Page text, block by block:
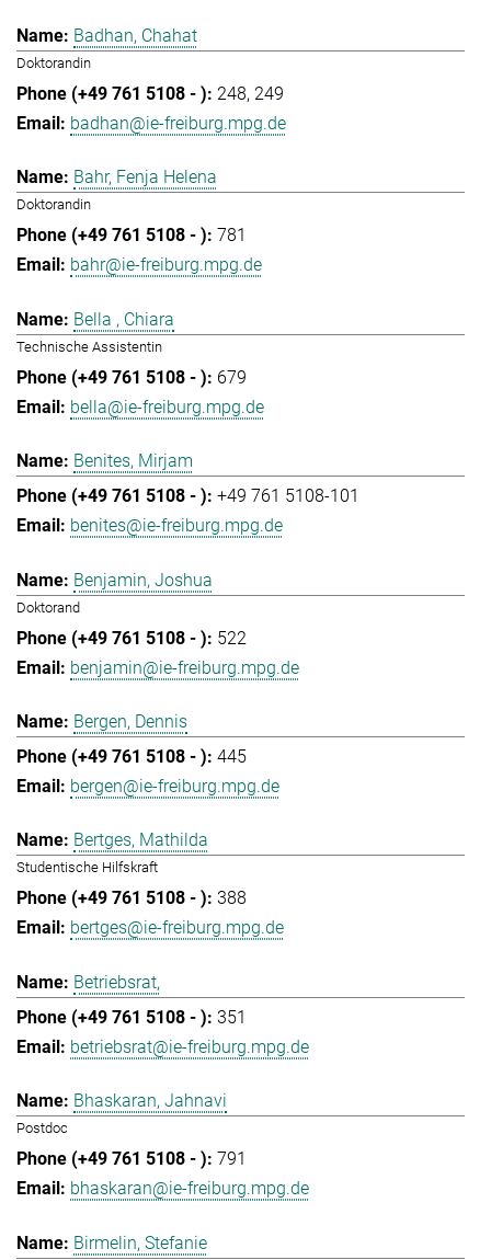
Badhan, Chahat
Doktorandin
248 249
badhan@ie-freiburg.mpg.de
Bahr, Fenja Helena
Doktorandin
781
bahr@ie-freiburg.mpg.de
Bella , Chiara
Technische Assistentin
679
bella@ie-freiburg.mpg.de
Benites, Mirjam
+49 761 5108-101
benites@ie-freiburg.mpg.de
Benjamin, Joshua
Doktorand
522
benjamin@ie-freiburg.mpg.de
Bergen, Dennis
445
bergen@ie-freiburg.mpg.de
Bertges, Mathilda
Studentische Hilfskraft
388
bertges@ie-freiburg.mpg.de
Betriebsrat,
351
betriebsrat@ie-freiburg.mpg.de
Bhaskaran, Jahnavi
Postdoc
791
bhaskaran@ie-freiburg.mpg.de
Birmelin, Stefanie